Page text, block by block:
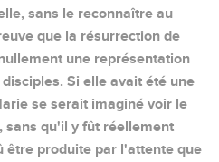
sans le reconnaître au
que la résurrection de
une représentation
Si elle avait été une
se serait imaginé voir le
sans qu'il y fût réellement
être produite par l'attente que